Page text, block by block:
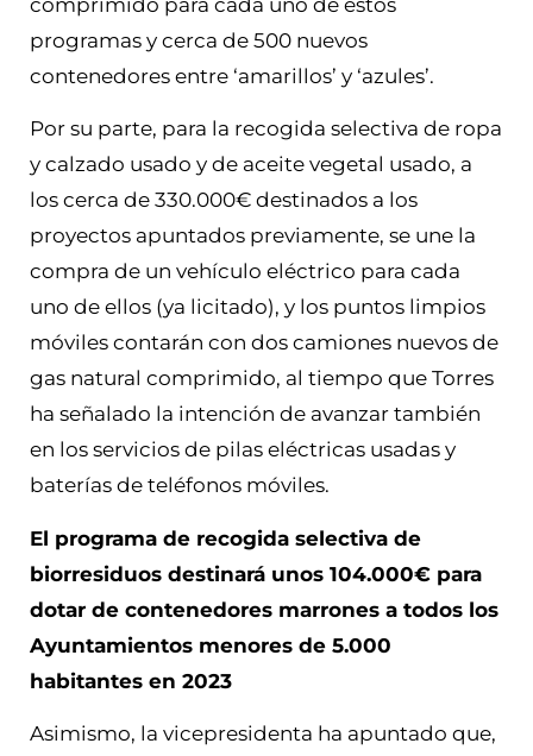
programas y cerca de 500 nuevos
contenedores entre ‘amarillos’ y ‘azules’.
Por su parte, para la recogida selectiva de ropa
y calzado usado y de aceite vegetal usado, a
los cerca de 330.000€ destinados a los
proyectos apuntados previamente, se une la
compra de un vehículo eléctrico para cada
uno de ellos (ya licitado), y los puntos limpios
móviles contarán con dos camiones nuevos de
gas natural comprimido, al tiempo que Torres
ha señalado la intención de avanzar también
en los servicios de pilas eléctricas usadas y
baterías de teléfonos móviles.
El programa de recogida selectiva de
biorresiduos destinará unos 104.000€ para
dotar de contenedores marrones a todos los
Ayuntamientos menores de 5.000
habitantes en 2023
Asimismo, la vicepresidenta ha apuntado que,